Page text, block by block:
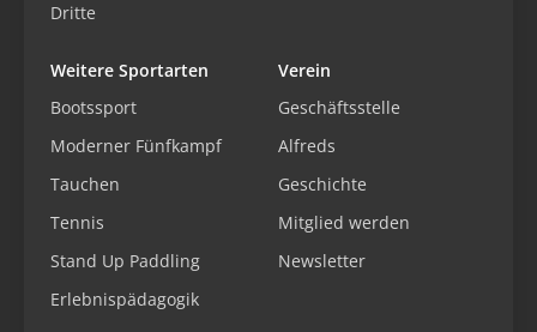
Dritte
Weitere Sportarten
Bootssport
Moderner Fünfkampf
Tauchen
Tennis
Stand Up Paddling
Erlebnispädagogik
Verein
Geschäftsstelle
Alfreds
Geschichte
Mitglied werden
Newsletter